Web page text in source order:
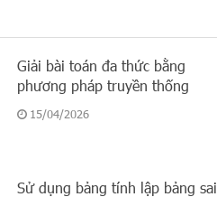
Giải bài toán đa thức bằng
phương pháp truyền thống
15/04/2026
Sử dụng bảng tính lập bảng sai